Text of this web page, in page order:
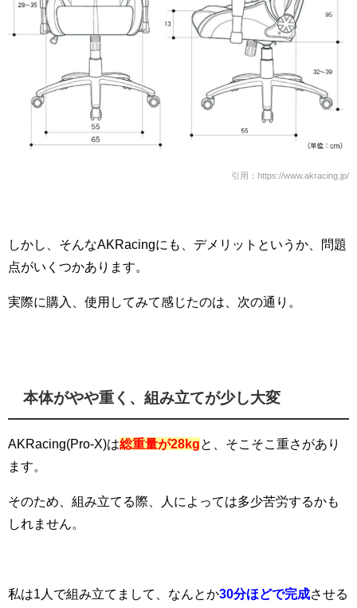
引用：https://www.akracing.jp/
しかし、そんなAKRacingにも、デメリットというか、問題
点がいくつかあります。
実際に購入、使用してみて感じたのは、次の通り。
本体がやや重く、組み立てが少し大変
AKRacing(Pro-X)は総重量が28kg と、そこそこ重さがあり
ます。
そのため、組み立てる際、人によっては多少苦労するかも
しれません。
私は1人で組み立てまして、なんとか30分ほどで完成させる